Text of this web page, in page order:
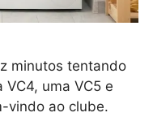
minutos tentando
uma VC5 e
vindo ao clube.